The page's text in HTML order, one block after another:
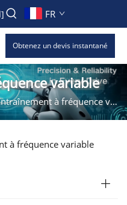
FR
Obtenez un devis instantané
variable
à fréquence variable
à fréquence variable